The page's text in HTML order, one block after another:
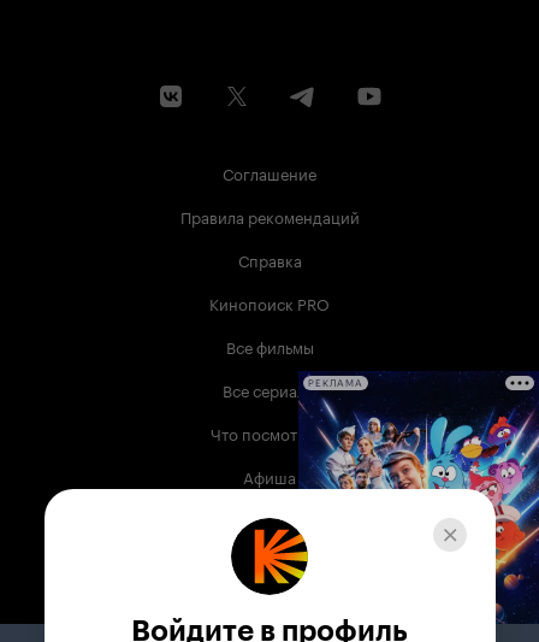
Соглашение
Правила рекомендаций
Справка
Кинопоиск PRO
Все фильмы
Все сериалы
Что посмотреть
Афиша
Музыка
Телепрограмма
РЕКЛАМА
Войдите в профиль